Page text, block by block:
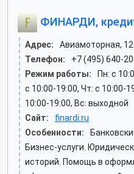
ФИНАРДИ,
Адрес:
Авиамоторная,
Телефон:
+7 (495) 640-
Режим работы:
Пн: c
c 10:00-19:00, Чт: c 10:00-
10:00-19:00, Вс: выходной
Сайт:
finardi.ru
Особенности:
Бизнес-услуги.
историй. Помощь в